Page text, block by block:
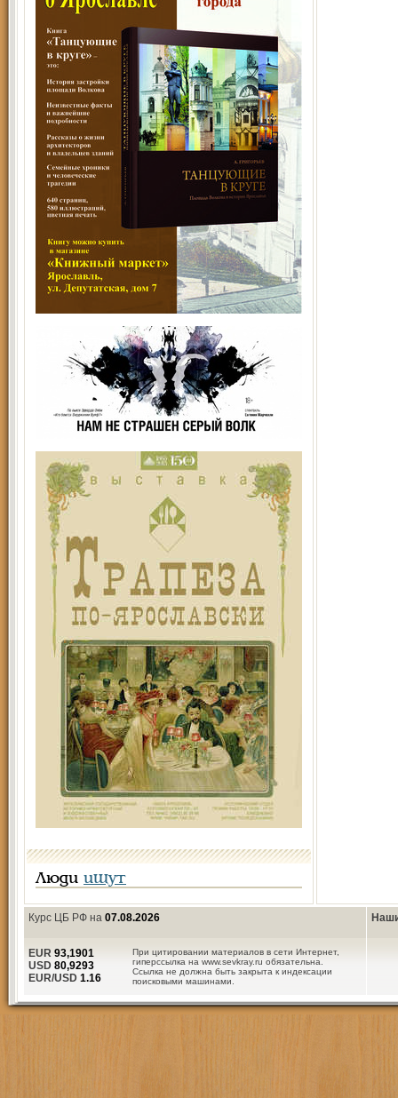
Люди ищут
Курс ЦБ РФ на 07.08.2026
При цитировании материалов в сети Интернет,
гиперссылка на www.sevkray.ru обязательна.
Ссылка не должна быть закрыта к индексации
поисковыми машинами.
EUR 93,1901
USD 80,9293
EUR/USD 1.16